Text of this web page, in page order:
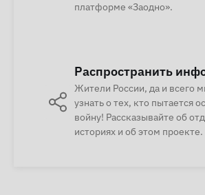
платформе «Заодно».
Распространить
Жители России, да и всего
узнать о тех, кто пытается
войну! Рассказывайте об
историях и об этом проекте.